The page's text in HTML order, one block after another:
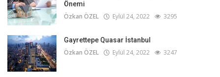
Önemi
Özkan ÖZEL Eylül 24, 2022 3295
Gayrettepe Quasar İstanbul
Özkan ÖZEL Eylül 24, 2022 3247